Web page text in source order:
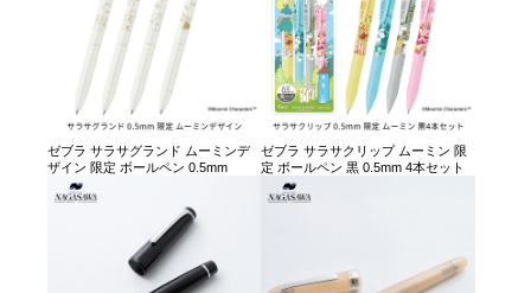
ゼブラ サラサグランド ムーミンデ
ザイン 限定 ボールペン 0.5mm
ゼブラ サラサクリップ ムーミン 限
定 ボールペン 黒 0.5mm 4本セット